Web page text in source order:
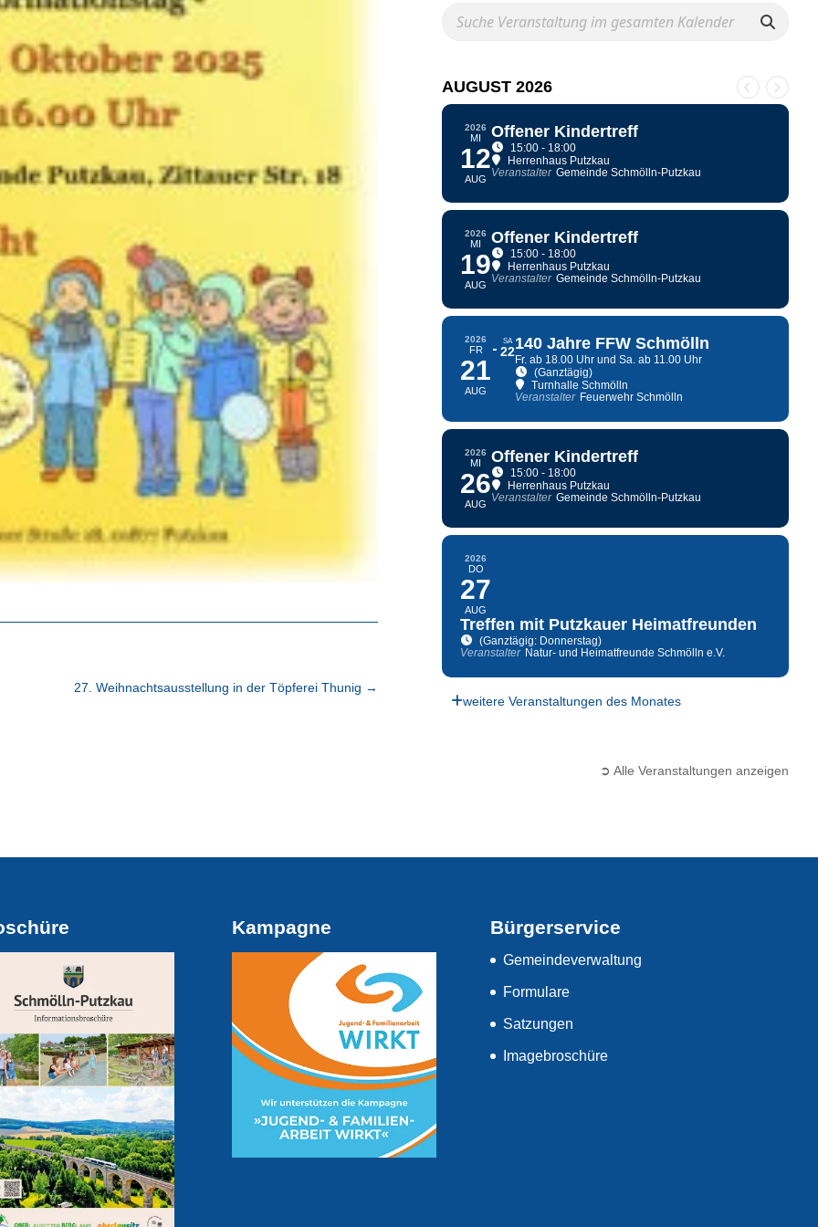
27. Weihnachtsausstellung in der Töpferei Thunig →
AUGUST 2026
2026
MI
12
AUG
Offener Kindertreff
15:00 - 18:00
Herrenhaus Putzkau
Veranstalter Gemeinde Schmölln-Putzkau
2026
MI
19
AUG
Offener Kindertreff
15:00 - 18:00
Herrenhaus Putzkau
Veranstalter Gemeinde Schmölln-Putzkau
2026
FR
21
AUG
SA
22140 Jahre FFW Schmölln
Fr. ab 18.00 Uhr und Sa. ab 11.00 Uhr
(Ganztägig)
Turnhalle Schmölln
Veranstalter Feuerwehr Schmölln
2026
MI
26
AUG
Offener Kindertreff
15:00 - 18:00
Herrenhaus Putzkau
Veranstalter Gemeinde Schmölln-Putzkau
2026
DO
27
AUG
Treffen mit Putzkauer Heimatfreunden
(Ganztägig: Donnerstag)
Veranstalter Natur- und Heimatfreunde Schmölln e.V.
weitere Veranstaltungen des Monates
➲ Alle Veranstaltungen anzeigen
Kampagne Bürgerservice
Gemeindeverwaltung
Formulare
Satzungen
Imagebroschüre